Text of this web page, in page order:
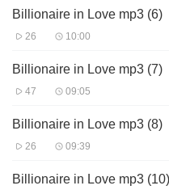
Billionaire in Love mp3 (6)
26 10:00
Billionaire in Love mp3 (7)
47 09:05
Billionaire in Love mp3 (8)
26 09:39
Billionaire in Love mp3 (10)